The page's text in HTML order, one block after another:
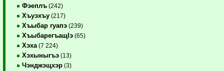
Фэеплъ (242)
Хъуэхъу (217)
Хъыбар гуапэ (239)
ХъыбарегъащIэ (65)
Хэха (7 224)
Хэхыныгъэ (13)
Чэнджэщхэр (3)